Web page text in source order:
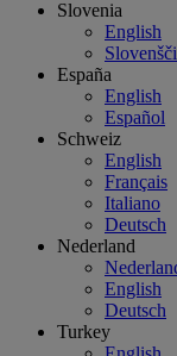
Slovenia
English
España
English
Español
Schweiz
English
Français
Italiano
Deutsch
Nederland
English
Deutsch
Turkey